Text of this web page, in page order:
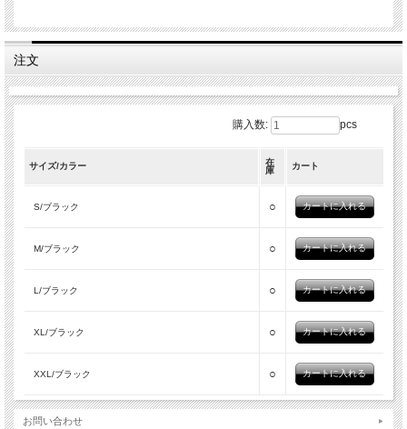
注文
購入数: pcs
サイズ/カラー
在
庫
カート
S/ブラック ○
M/ブラック ○
L/ブラック ○
XL/ブラック ○
XXL/ブラック ○
お問い合わせ